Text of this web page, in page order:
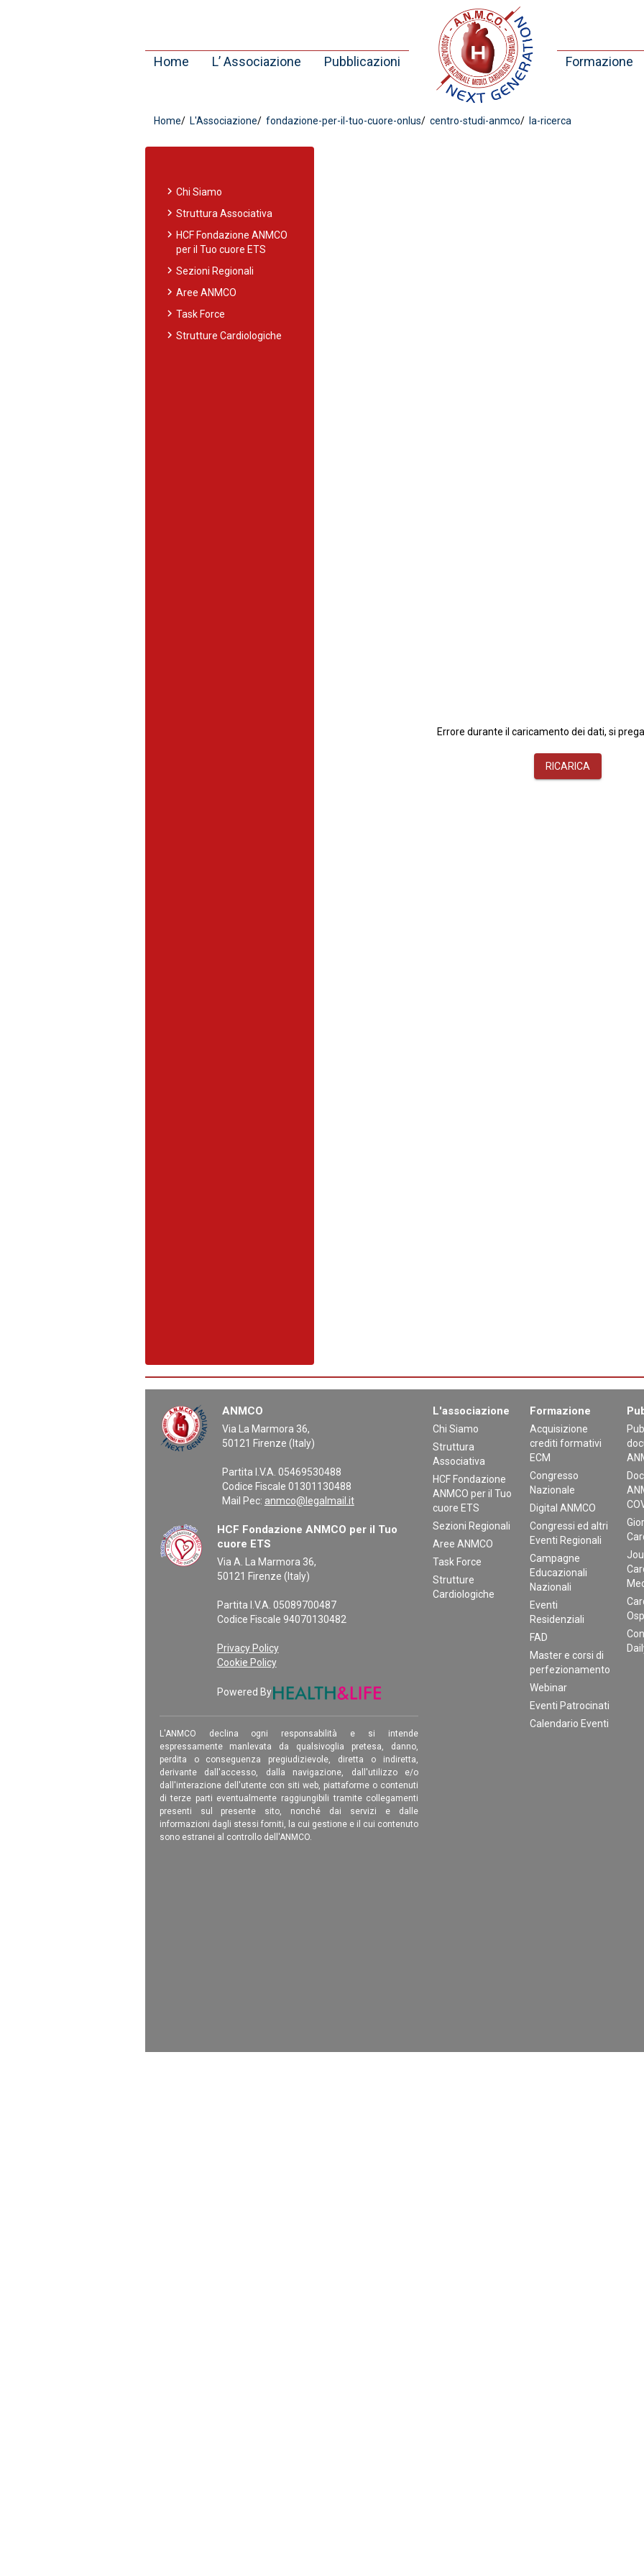
Home L’ Associazione Pubblicazioni Formazione
Home L'Associazione fondazione-per-il-tuo-cuore-onlus centro-studi-anmco la-ricerca
chevron_rightChi Siamo
chevron_rightStruttura Associativa
chevron_rightHCF Fondazione ANMCO
per il Tuo cuore ETS
chevron_rightSezioni Regionali
chevron_rightAree ANMCO
chevron_rightTask Force
chevron_rightStrutture Cardiologiche
Errore durante il caricamento dei dati, si
RICARICA
ANMCO
Via La Marmora 36,
50121 Firenze (Italy)
Partita I.V.A. 05469530488
Codice Fiscale 01301130488
Mail Pec: anmco@legalmail.it
HCF Fondazione ANMCO per il Tuo
cuore ETS
Via A. La Marmora 36,
50121 Firenze (Italy)
Partita I.V.A. 05089700487
Codice Fiscale 94070130482
Privacy Policy
Cookie Policy
Powered By
L'ANMCO declina ogni responsabilità e si intende
espressamente manlevata da qualsivoglia pretesa, danno,
perdita o conseguenza pregiudizievole, diretta o indiretta,
derivante dall'accesso, dalla navigazione, dall'utilizzo e/o
dall'interazione dell'utente con siti web, piattaforme o contenuti
di terze parti eventualmente raggiungibili tramite collegamenti
presenti sul presente sito, nonché dai servizi e dalle
informazioni dagli stessi forniti, la cui gestione e il cui contenuto
sono estranei al controllo dell'ANMCO.
L'associazione
Chi Siamo
Struttura
Associativa
HCF Fondazione
ANMCO per il Tuo
cuore ETS
Sezioni Regionali
Aree ANMCO
Task Force
Strutture
Cardiologiche
Formazione
Acquisizione
crediti formativi
ECM
Congresso
Nazionale
Digital ANMCO
Congressi ed altri
Eventi Regionali
Campagne
Educazionali
Nazionali
Eventi
Residenziali
FAD
Master e corsi di
perfezionamento
Webinar
Eventi Patrocinati
Calendario Eventi